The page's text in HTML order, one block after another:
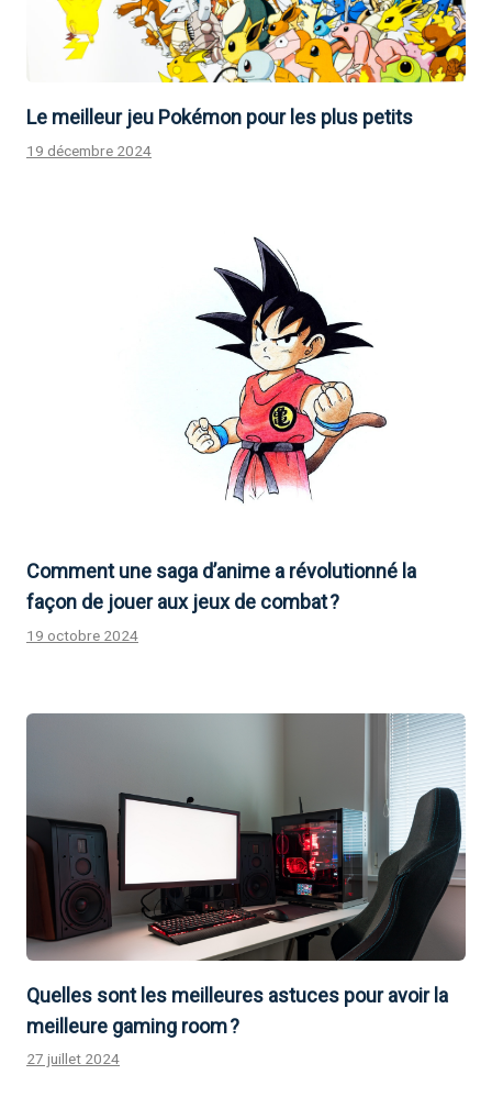
Le meilleur jeu Pokémon pour les plus petits
19 décembre 2024
Comment une saga d’anime a révolutionné la
façon de jouer aux jeux de combat ?
19 octobre 2024
Quelles sont les meilleures astuces pour avoir la
meilleure gaming room ?
27 juillet 2024